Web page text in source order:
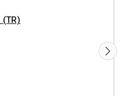
yanınıza güneş koruma